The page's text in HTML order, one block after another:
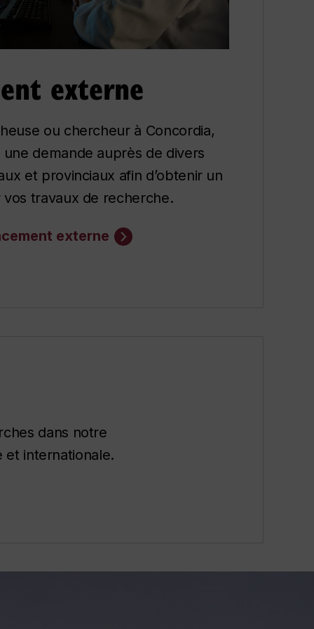
externe
ou chercheur à Concordia,
demande auprès de divers
et provinciaux afin d’obtenir un
travaux de recherche.
externe
dans notre
et internationale.